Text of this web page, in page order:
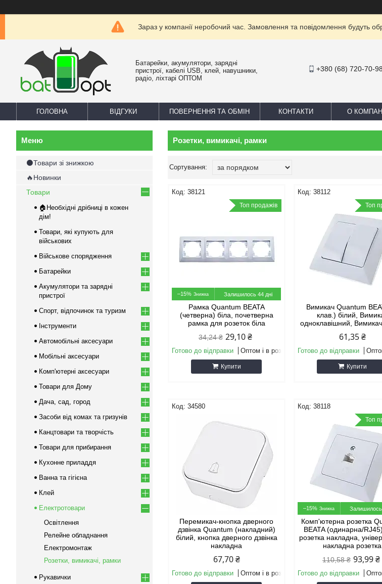
Зараз у компанії неробочий час. Замовлення та повідомлення будуть
Батарейки, акумулятори, зарядні
пристрої, кабелі USB, клей, навушники,
радіо, ліхтарі ОПТОМ
+380 (68) 720-70-98
ГОЛОВНА ВІДГУКИ ПОВЕРНЕННЯ ТА ОБМІН КОНТАКТИ О
Розетки, вимикачі, рамки
38121
Топ продажів
–15% Залишилось 44 дні
Рамка Quantum BEATA
(четверна) біла, почетверна
рамка для розеток біла
34,24 ₴ 29,10 ₴
Готово до відправки Оптом і в роздріб
Купити
38112
Топ
Вимикач Quantum
клав.) білий,
одноклавішний, Вимикач
61,35 ₴
Готово до відправки
Купити
34580
Перемикач-кнопка дверного
дзвінка Quantum (накладний)
білий, кнопка дверного дзвінка
накладна
67,70 ₴
Готово до відправки Оптом і в роздріб
38118
Топ
–15% Залишилось
Комп'ютерна розетка
BEATA (одинарна/RJ45)
розетка накладна,
накладна розетка
110,58 ₴ 93,99 ₴
Готово до відправки
⚫Товари зі знижкою
🔥Новинки
Товари
🏠Необхідні дрібниці в кожен
дім!
Товари, які купують для
військових
Військове спорядження
Батарейки
Акумулятори та зарядні
пристрої
Спорт, відпочинок та туризм
Інструменти
Автомобільні аксесуари
Мобільні аксесуари
Комп'ютерні аксесуари
Товари для Дому
Дача, сад, город
Засоби від комах та гризунів
Канцтовари та творчість
Товари для прибирання
Кухонне приладдя
Ванна та гігієна
Клей
Електротовари
Освітлення
Релейне обладнання
Електромонтаж
Розетки, вимикачі, рамки
Рукавички